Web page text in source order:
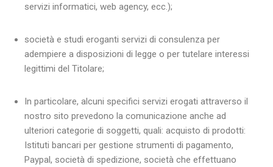
servizi informatici, web agency, ecc.);
società e studi eroganti servizi di consulenza per
adempiere a disposizioni di legge o per tutelare interessi
legittimi del Titolare;
In particolare, alcuni specifici servizi erogati attraverso il
nostro sito prevedono la comunicazione anche ad
ulteriori categorie di soggetti, quali: acquisto di prodotti:
Istituti bancari per gestione strumenti di pagamento,
Paypal, società di spedizione, società che effettuano